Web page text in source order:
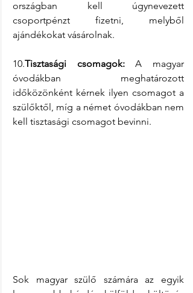
országban kell úgynevezett
csoportpénzt fizetni, melyből
ajándékokat vásárolnak.
10.Tisztasági csomagok: A magyar
óvodákban meghatározott
időközönként kérnek ilyen csomagot a
szülőktől, míg a német óvodákban nem
kell tisztasági csomagot bevinni.
Sok magyar szülő számára az egyik